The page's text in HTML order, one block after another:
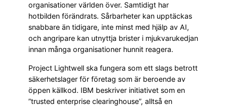
organisationer världen över. Samtidigt har
hotbilden förändrats. Sårbarheter kan upptäckas
snabbare än tidigare, inte minst med hjälp av AI,
och angripare kan utnyttja brister i mjukvarukedjan
innan många organisationer hunnit reagera.
Project Lightwell ska fungera som ett slags betrott
säkerhetslager för företag som är beroende av
öppen källkod. IBM beskriver initiativet som en
”trusted enterprise clearinghouse”, alltså en